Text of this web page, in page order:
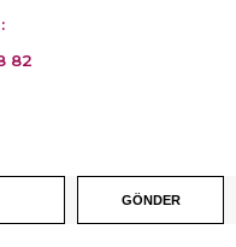
82